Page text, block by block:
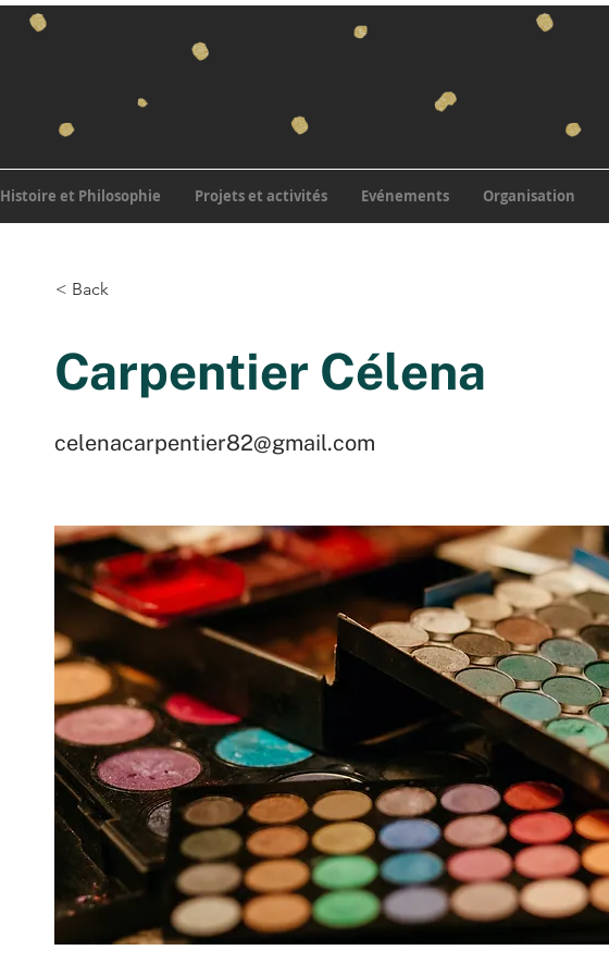
Histoire et Philosophie Projets et activités Evénements Organisation
< Back
Carpentier Célena
celenacarpentier82@gmail.com